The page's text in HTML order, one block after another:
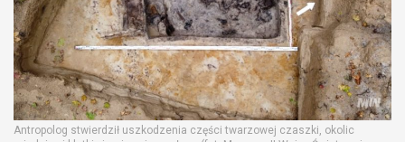
Antropolog stwierdził uszkodzenia części twarzowej czaszki, okolic